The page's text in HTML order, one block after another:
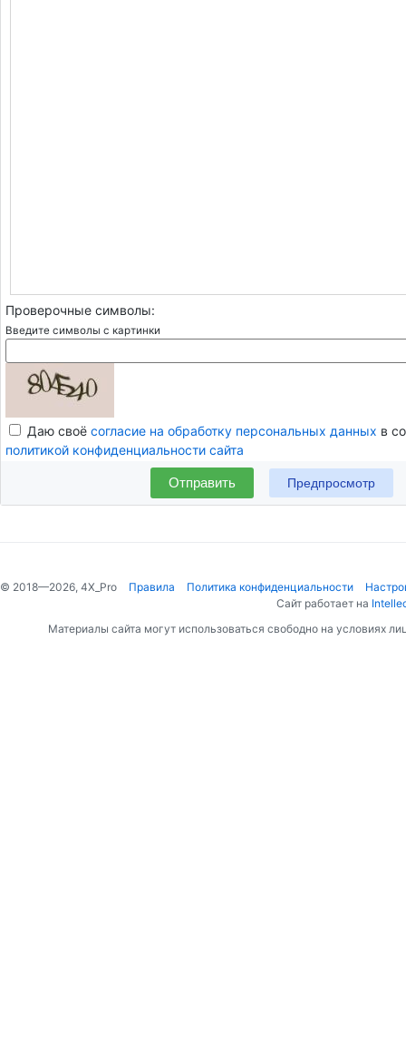
Проверочные символы:
Введите символы с картинки
Даю своё согласие на обработку персональных данных в
политикой конфиденциальности сайта
Отправить
© 2018—2026, 4X_Pro Правила Политика конфиденциальности
Сайт работает на
Материалы сайта могут использоваться свободно на условиях